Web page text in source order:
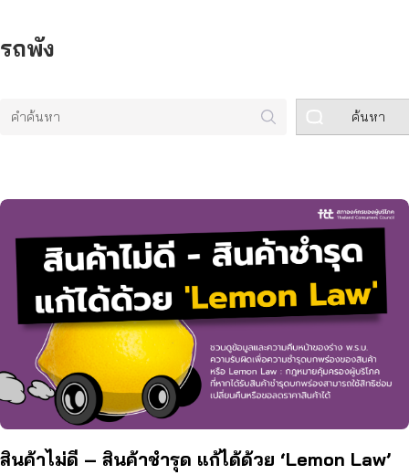
รถพัง
ค้นหา
สินค้าไม่ดี – สินค้าชำรุด แก้ได้ด้วย ‘Lemon Law’